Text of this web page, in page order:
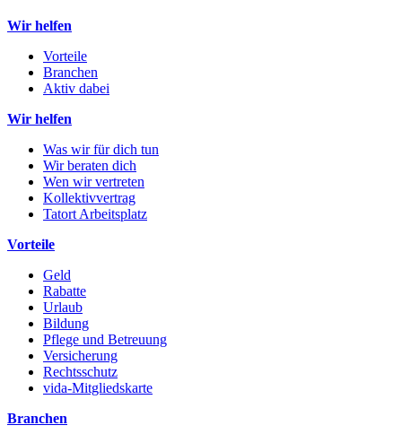
Wir helfen
Vorteile
Branchen
Aktiv dabei
Wir helfen
Was wir für dich tun
Wir beraten dich
Wen wir vertreten
Kollektivvertrag
Tatort Arbeitsplatz
Vorteile
Geld
Rabatte
Urlaub
Bildung
Pflege und Betreuung
Versicherung
Rechtsschutz
vida-Mitgliedskarte
Branchen